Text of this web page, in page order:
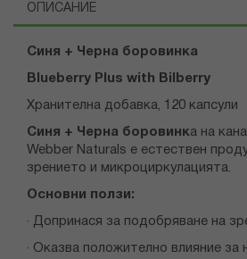
ОПИСАНИЕ
Синя + Черна боровинка
Blueberry Plus with Bilberry
Хранителна добавка, 120 капсули
Синя + Черна боровинка на
Webber Naturals е естествен
зрението и микроциркулацията.
Основни ползи:
· Допринася за подобряване на
· Оказва положително влияние за